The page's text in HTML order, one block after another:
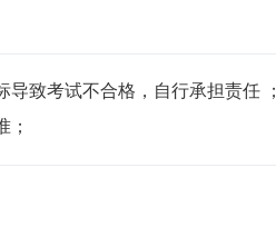
致考试不合格，自行承担责任 ；
；